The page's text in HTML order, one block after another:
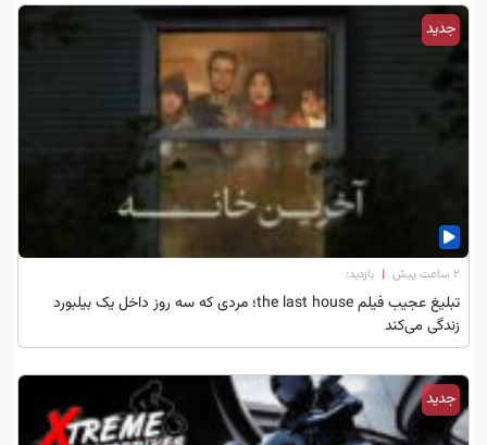
جدید
۲ ساعت پیش | بازدید:
تبلیغ عجیب فیلم the last house؛ مردی که سه روز داخل یک بیلبورد
زندگی می‌کند
جدید